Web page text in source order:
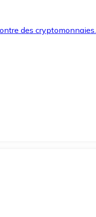
des cryptomonnaies.